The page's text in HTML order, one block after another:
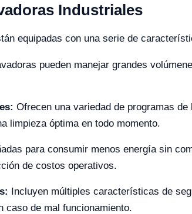
Industriales
equipadas con una serie de
pueden manejar grandes
Ofrecen una variedad de programas
limpieza óptima en todo momento.
para consumir menos energía sin
de costos operativos.
Incluyen múltiples características de
caso de mal funcionamiento.